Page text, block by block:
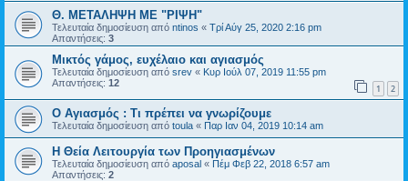
Θ. ΜΕΤΑΛΗΨΗ ΜΕ "ΡΙΨΗ"
Τελευταία δημοσίευση από ntinos « Τρί Αύγ 25, 2020 2:16 pm
Απαντήσεις: 3
Μικτός γάμος, ευχέλαιο και αγιασμός
Τελευταία δημοσίευση από srev « Κυρ Ιούλ 07, 2019 11:55 pm
Απαντήσεις: 12 1 2
Ο Αγιασμός : Τι πρέπει να γνωρίζουμε
Τελευταία δημοσίευση από toula « Παρ Ιαν 04, 2019 10:14 am
Η Θεία Λειτουργία των Προηγιασμένων
Τελευταία δημοσίευση από aposal « Πέμ Φεβ 22, 2018 6:57 am
Απαντήσεις: 2